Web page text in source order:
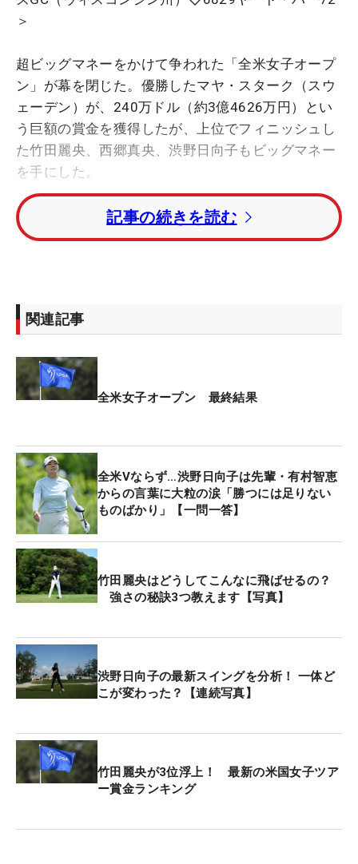
＞
超ビッグマネーをかけて争われた「全米女子オープ
ン」が幕を閉じた。優勝したマヤ・スターク（スウ
ェーデン）が、240万ドル（約3億4626万円）とい
う巨額の賞金を獲得したが、上位でフィニッシュし
た竹田麗央、西郷真央、渋野日向子もビッグマネー
を手にした。
今大会の賞金総額は、史上最高額を記録した昨年と
同じ1200万ドル（約17億3134万円）。トータル5
トータル4アンダー・4位タイの西郷は48万6262ド
位タイの渋野は35万8004ドル（約5165万円）を手
にした。
6887ドル（約2億7368万円）。昨年大会では優勝し
た笹生優花をはじめ、日本勢14人が480万ドル超を
獲得したが、今年も“なでしこ軍団”が大きな賞金を
手にする結果となった。
記事の続きを読む
関連記事
全米女子オープン 最終結果
全米Vならず…渋野日向子は先輩・有村智恵
からの言葉に大粒の涙「勝つには足りない
ものばかり」【一問一答】
竹田麗央はどうしてこんなに飛ばせるの？
強さの秘訣3つ教えます【写真】
渋野日向子の最新スイングを分析！ 一体ど
こが変わった？【連続写真】
竹田麗央が3位浮上！ 最新の米国女子ツア
ー賞金ランキング